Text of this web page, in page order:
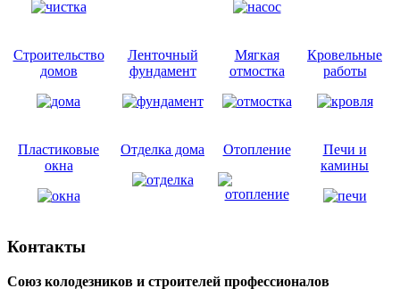
Строительство
домов
Ленточный
фундамент
Мягкая
отмостка
Кровельные
работы
Пластиковые
окна
Отделка дома Отопление
Печи и
камины
Контакты
Союз колодезников и строителей профессионалов